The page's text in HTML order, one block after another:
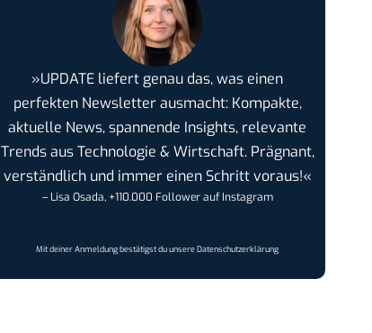
»UPDATE liefert genau das, was einen
perfekten Newsletter ausmacht: Kompakte,
aktuelle News, spannende Insights, relevante
Trends aus Technologie & Wirtschaft. Prägnant,
verständlich und immer einen Schritt voraus!«
– Lisa Osada, +110.000 Follower auf Instagram
Mit deiner Anmeldung bestätigst du unsereDatenschutzerklärung